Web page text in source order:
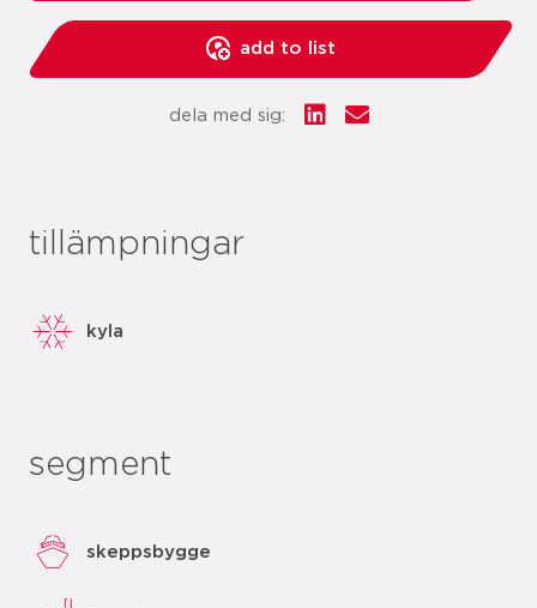
add to list
dela med sig:
tillämpningar
kyla
segment
skeppsbygge